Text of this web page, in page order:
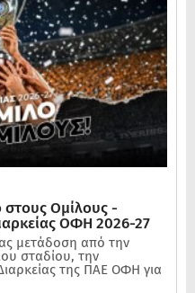
Ομίλους -
ΟΦΗ 2026-27
μετάδοση από την
σταδίου, την
της ΠΑΕ ΟΦΗ για